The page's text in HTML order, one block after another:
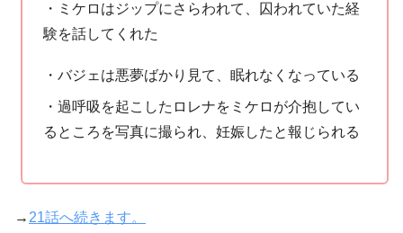
・ミケロはジップにさらわれて、囚われていた経
験を話してくれた
・バジェは悪夢ばかり見て、眠れなくなっている
・過呼吸を起こしたロレナをミケロが介抱してい
るところを写真に撮られ、妊娠したと報じられる
→ 21話へ続きます。